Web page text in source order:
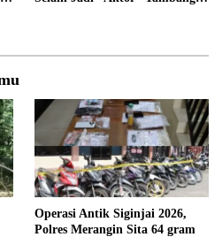
Operasi Antik Siginjai 2026,
Polres Merangin Sita 64 gram